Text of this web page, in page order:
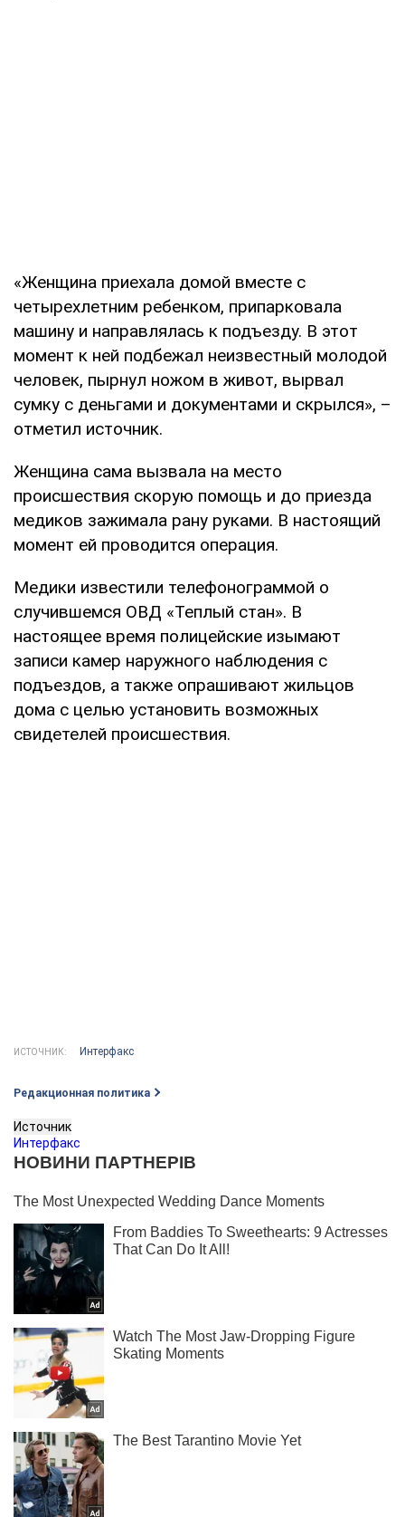
«Женщина приехала домой вместе с
четырехлетним ребенком, припарковала
машину и направлялась к подъезду. В этот
момент к ней подбежал неизвестный молодой
человек, пырнул ножом в живот, вырвал
сумку с деньгами и документами и скрылся», –
отметил источник.
Женщина сама вызвала на место
происшествия скорую помощь и до приезда
медиков зажимала рану руками. В настоящий
момент ей проводится операция.
Медики известили телефонограммой о
случившемся ОВД «Теплый стан». В
настоящее время полицейские изымают
записи камер наружного наблюдения с
подъездов, а также опрашивают жильцов
дома с целью установить возможных
свидетелей происшествия.
ИСТОЧНИК: Интерфакс
Редакционная политика
Источник
Интерфакс